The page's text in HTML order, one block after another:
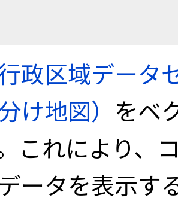
政区域データ
け地図） をベ
これにより、
ータを表示す